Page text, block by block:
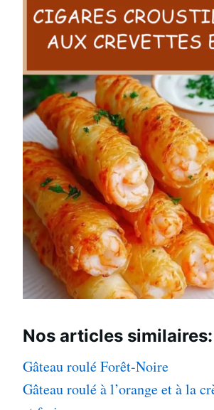
Nos articles similaires:
Gâteau roulé Forêt-Noire
Gâteau roulé à l’orange et à la